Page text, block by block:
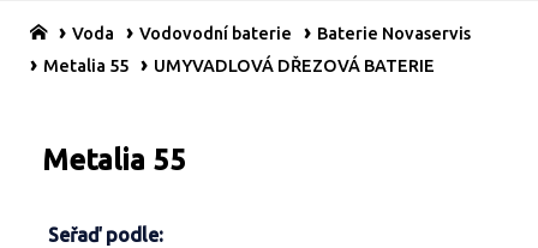
Ostatní služby
Voda Vodovodní baterie
Baterie Novaservis
Metalia 55
UMYVADLOVÁ DŘEZOVÁ BATERIE
Metalia 55
Seřaď podle: